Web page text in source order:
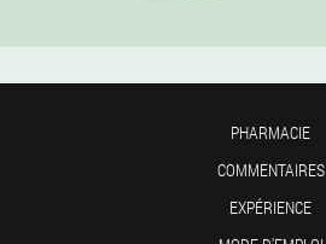
PHARMACIE
COMMENTAIRES
EXPÉRIENCE